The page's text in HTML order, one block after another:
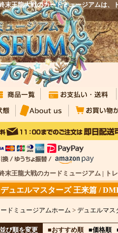
末王龍大戦のカードミュージアムは、
末王龍大戦のカードミュージアム | ト
デュエルマスターズ 王来篇 /
ドミュージアムホーム > デュエルマス
並び順を変更 ■おすすめ順 ■価格順